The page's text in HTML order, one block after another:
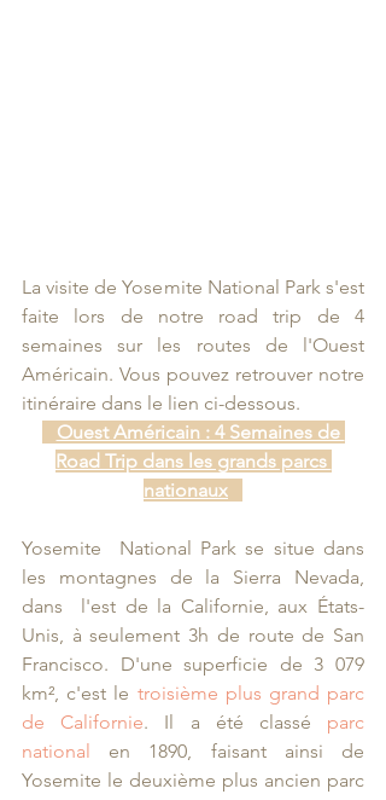
La visite de Yosemite National Park s'est
faite lors de notre road trip de 4
semaines sur les routes de l'Ouest
Américain. Vous pouvez retrouver notre
itinéraire dans le lien ci-dessous.
Ouest Américain : 4 Semaines de
Road Trip dans les grands parcs
nationaux
Yosemite  National Park se situe dans
les montagnes de la Sierra Nevada,
dans  l'est de la Californie, aux États-
Unis, à seulement 3h de route de San
Francisco. D'une superficie de 3 079
km², c'est le troisième plus grand parc
de Californie. Il a été classé parc
national en 1890, faisant ainsi de
Yosemite le deuxième plus ancien parc